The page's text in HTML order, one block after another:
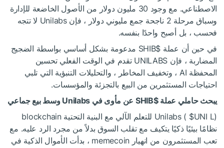
الاصطناعي. مع وجود 30 مليون دولار من الأصول الخاضعة للإدارة
وسباق مرحلة 2 ناجحة جمع مليوني دولار ، فإن Unilabs لا تتجه
فحسب ، بل أصبح واحدًا بنفسه.
في حين أن عملة $SHIB
مدعومة بشكل أساسي بواسطة الضجيج
المضاربة ، فإن UNILABS تقدم في الوقت الفعلي تحسين
المحفظة AI ، وتخفيف المخاطر ، والتحليلات التنبؤية التي تلبي
احتياجات المستثمرين من البيع بالتجزئة والمؤسسات.
يبحث حاملي عملة$SHIB
عن مأوى في Unilabs وسط بيع جماعي
Unilabs ( $UNI
L) للتعلم الآلي مع البنية التحتية blockchain
نظامًا بيئيًا ذكيًا يتكيف مع تقلب السوق بدلاً من مجرد الرد عليه. مع
تعب المستثمرون من انهيار memecoin ، بدأت الأموال الذكية في